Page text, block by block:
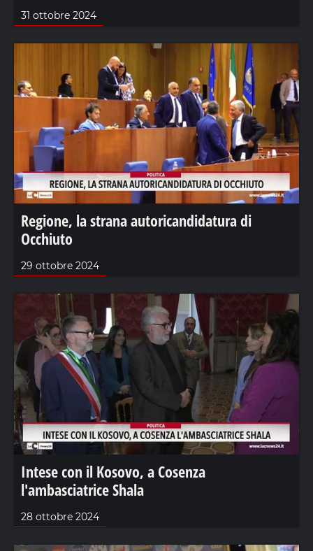
31 ottobre 2024
Regione, la strana autoricandidatura di
Occhiuto
29 ottobre 2024
Intese con il Kosovo, a Cosenza
l'ambasciatrice Shala
28 ottobre 2024